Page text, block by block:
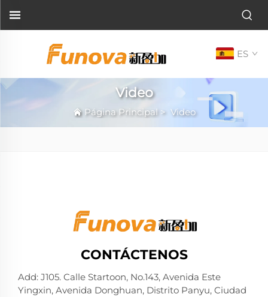
ES
Video
Página Principal> Video
CONTÁCTENOS
Add: J105. Calle Startoon, No.143, Avenida Este
Yingxin, Avenida Donghuan, Distrito Panyu, Ciudad